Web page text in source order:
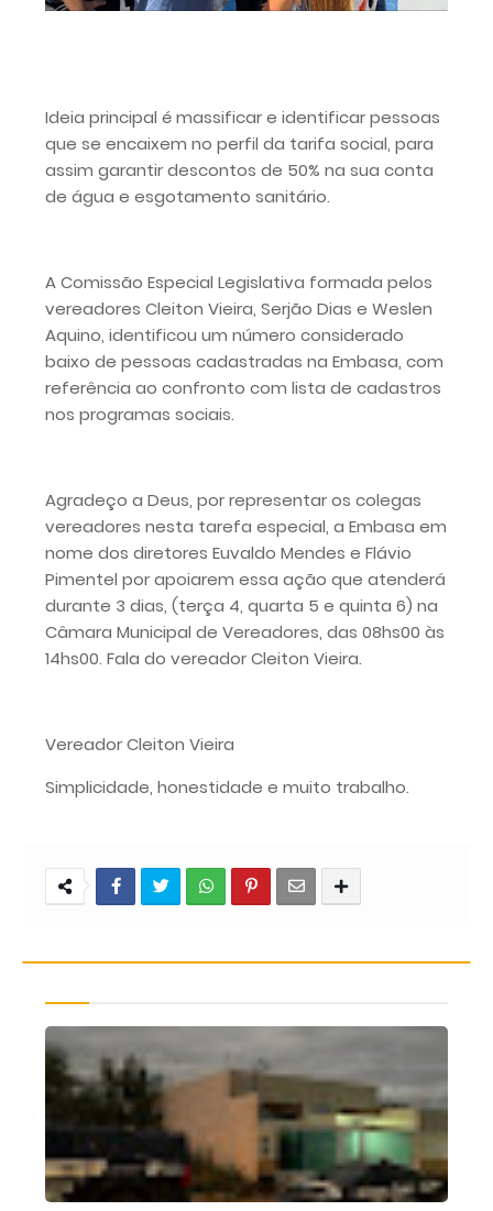
Ideia principal é massificar e identificar pessoas
que se encaixem no perfil da tarifa social, para
assim garantir descontos de 50% na sua conta
de água e esgotamento sanitário.
A Comissão Especial Legislativa formada pelos
vereadores Cleiton Vieira, Serjão Dias e Weslen
Aquino, identificou um número considerado
baixo de pessoas cadastradas na Embasa, com
referência ao confronto com lista de cadastros
nos programas sociais.
Agradeço a Deus, por representar os colegas
vereadores nesta tarefa especial, a Embasa em
nome dos diretores Euvaldo Mendes e Flávio
Pimentel por apoiarem essa ação que atenderá
durante 3 dias, (terça 4, quarta 5 e quinta 6) na
Câmara Municipal de Vereadores, das 08hs00 às
14hs00. Fala do vereador Cleiton Vieira.
Vereador Cleiton Vieira
Simplicidade, honestidade e muito trabalho.